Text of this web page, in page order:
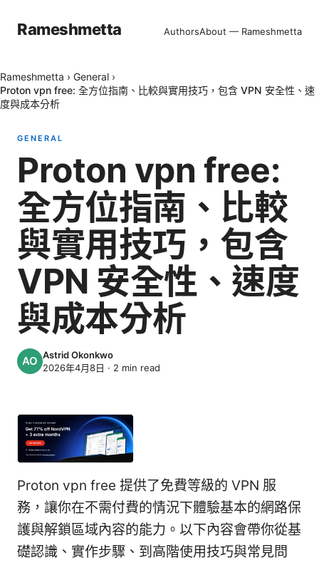
Rameshmetta AuthorsAbout — Rameshmetta
Rameshmetta › General ›
Proton vpn free: 全方位指南、比較與實用技巧，包含 VPN 安全性、速
度與成本分析
GENERAL
Proton vpn free:
全方位指南、比較
與實用技巧，包含
VPN 安全性、速度
與成本分析
Astrid Okonkwo
2026年4月8日 · 2 min read
Proton vpn free 提供了免費等級的 VPN 服
務，讓你在不需付費的情況下體驗基本的網路保
護與解鎖區域內容的能力。以下內容會帶你從基
礎認識、實作步驟、到高階使用技巧與常見問